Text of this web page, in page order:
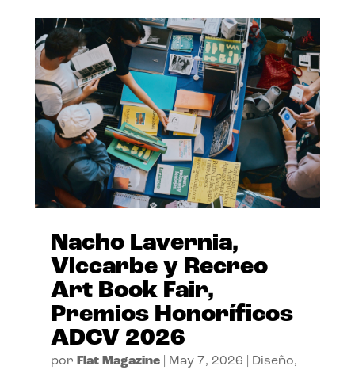
Nacho Lavernia,
Viccarbe y Recreo
Art Book Fair,
Premios Honoríficos
ADCV 2026
por Flat Magazine| May 7, 2026 Diseño,